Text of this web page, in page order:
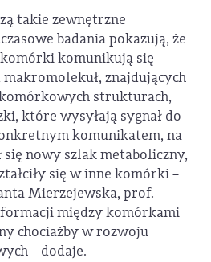
takie zewnętrzne
badania pokazują, że
komunikują się
znajdujących
strukturach,
które wysyłają sygnał do
komunikatem, na
się nowy szlak metaboliczny,
się w inne komórki –
Mierzejewska, prof.
między komórkami
chociażby w rozwoju
– dodaje.